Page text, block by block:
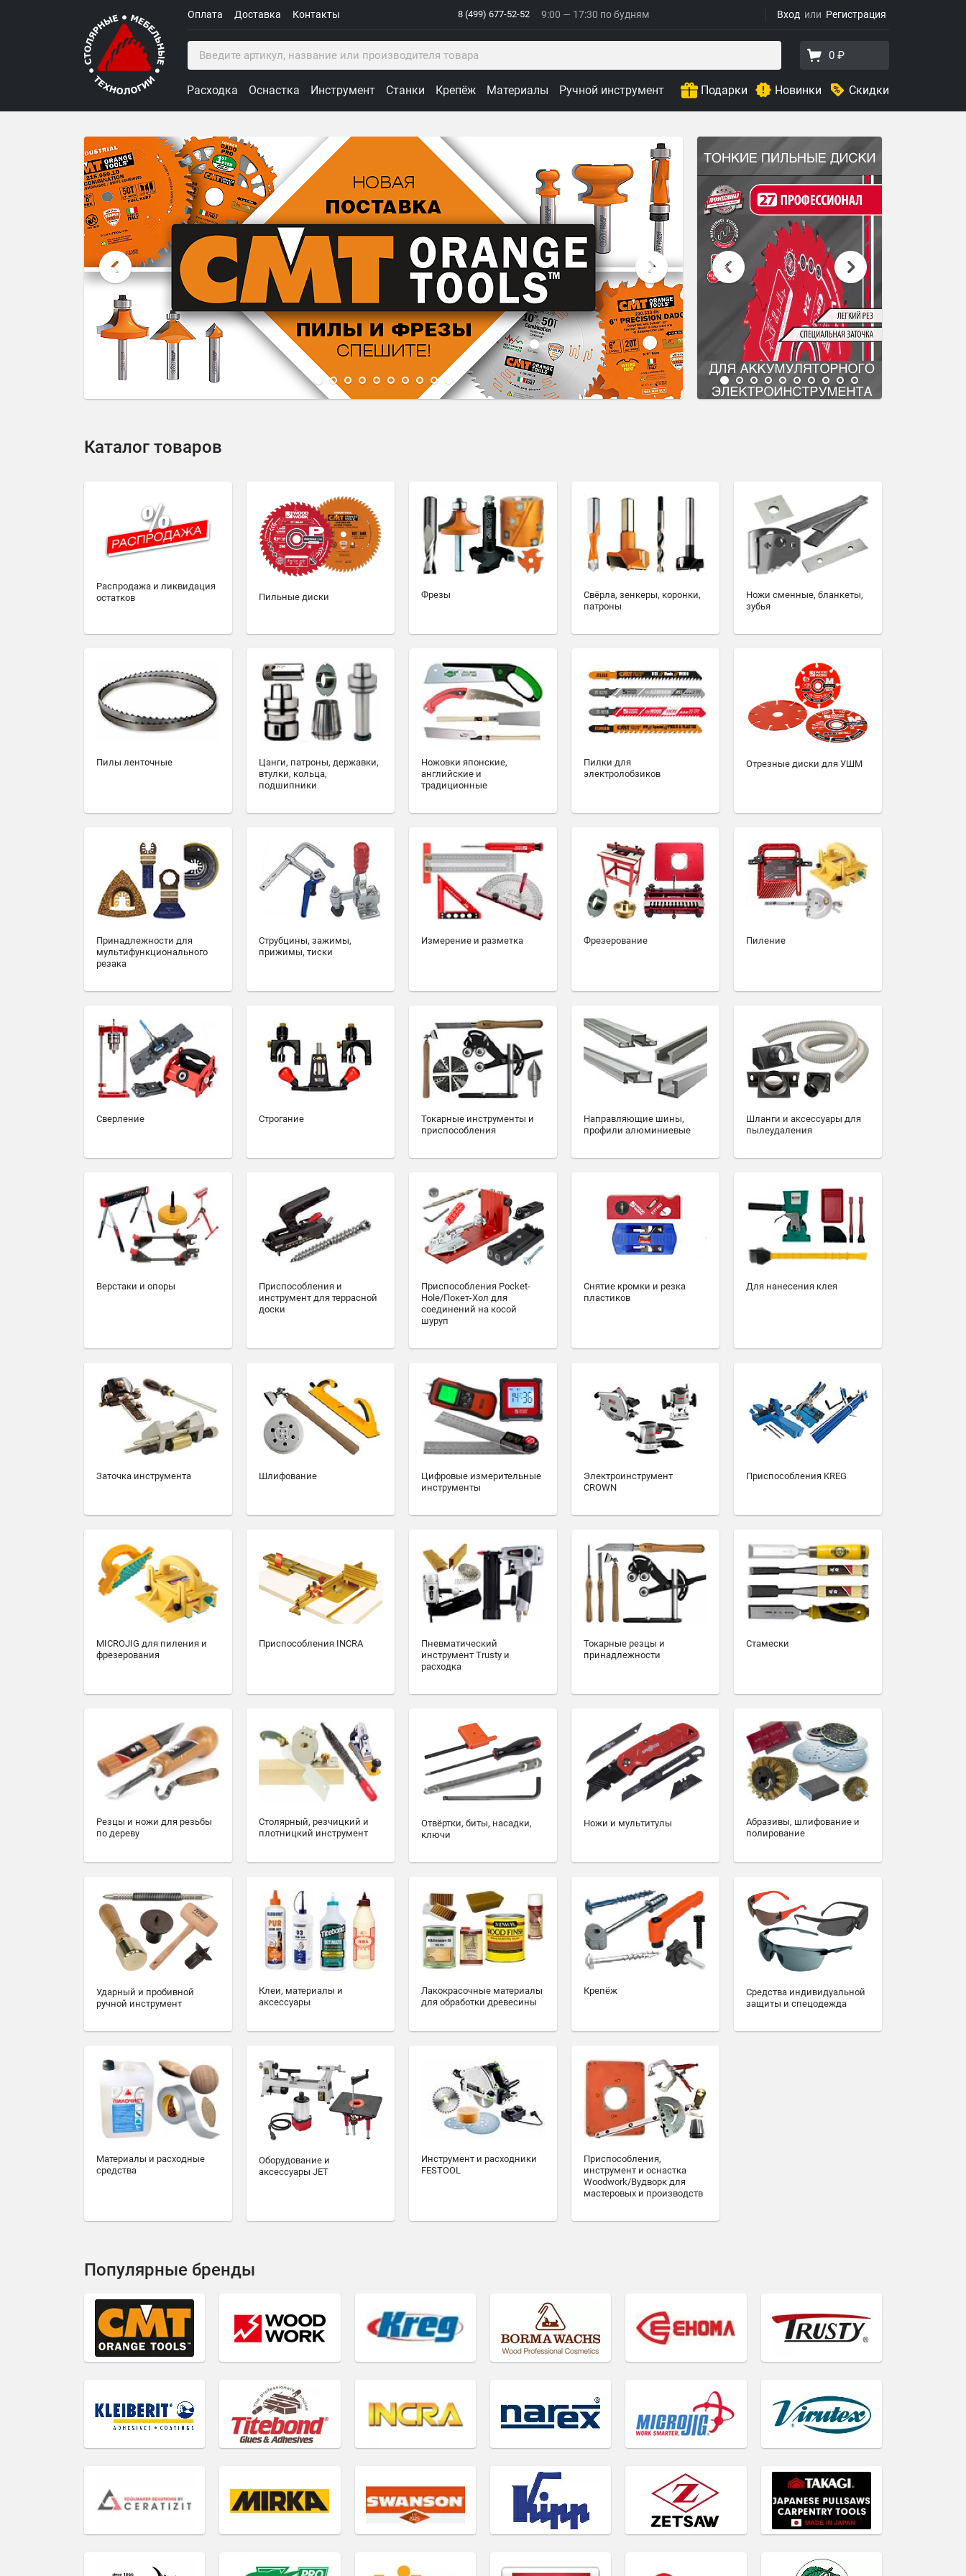
Оплата Доставка Контакты Вход Регистрация
8 (499) 677-52-52 9:00 — 17:30 по будням
0 ₽
Расходка Оснастка Инструмент Станки Крепёж Материалы Ручной инструмент Подарки Новинки Скидки
Столярные Мебельные Технологии
1 2 3 4 5 6 7 8 10
Каталог товаров
Распродажа и ликвидация
остатков
Пильные диски Фрезы
Свёрла, зенкеры, коронки,
патроны
Ножи сменные, бланкеты,
зубья
Пилы ленточные
Цанги, патроны, державки,
втулки, кольца,
подшипники
Ножовки японские,
английские и
традиционные
Пилки для
электролобзиков
Отрезные диски для УШМ
Принадлежности для
мультифункционального
резака
Струбцины, зажимы,
прижимы, тиски
Измерение и разметка Фрезерование Пиление
Сверление Строгание
Токарные инструменты и
приспособления
Направляющие шины,
профили алюминиевые
Шланги и аксессуары для
пылеудаления
Верстаки и опоры
Приспособления и
инструмент для террасной
доски
Приспособления Pocket-
Hole/Покет-Хол для
соединений на косой
шуруп
Снятие кромки и резка
пластиков
Для нанесения клея
Заточка инструмента Шлифование
Цифровые измерительные
инструменты
Электроинструмент
CROWN
Приспособления KREG
MICROJIG для пиления и
фрезерования
Приспособления INCRA
Пневматический
инструмент Trusty и
расходка
Токарные резцы и
принадлежности
Стамески
Резцы и ножи для резьбы
по дереву
Столярный, резчицкий и
плотницкий инструмент
Отвёртки, биты, насадки,
ключи
Ножи и мультитулы
Абразивы, шлифование и
полирование
Ударный и пробивной
ручной инструмент
Клеи, материалы и
аксессуары
Лакокрасочные материалы
для обработки древесины
Крепёж
Средства индивидуальной
защиты и спецодежда
Материалы и расходные
средства
Оборудование и
аксессуары JET
Инструмент и расходники
FESTOOL
Приспособления,
инструмент и оснастка
Woodwork/Вудворк для
мастеровых и производств
Популярные бренды